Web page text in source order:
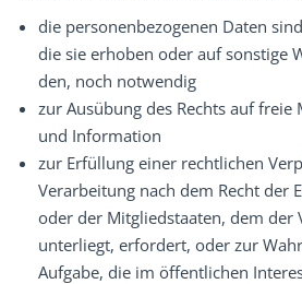
die personenbezogenen Daten
die sie erhoben oder auf sonstige
den, noch notwendig
zur Ausübung des Rechts auf freie
und Information
zur Erfüllung einer rechtlichen
Verarbeitung nach dem Recht der
oder der Mitgliedstaaten, dem der
unterliegt, erfordert, oder zur
Aufgabe, die im öffentlichen